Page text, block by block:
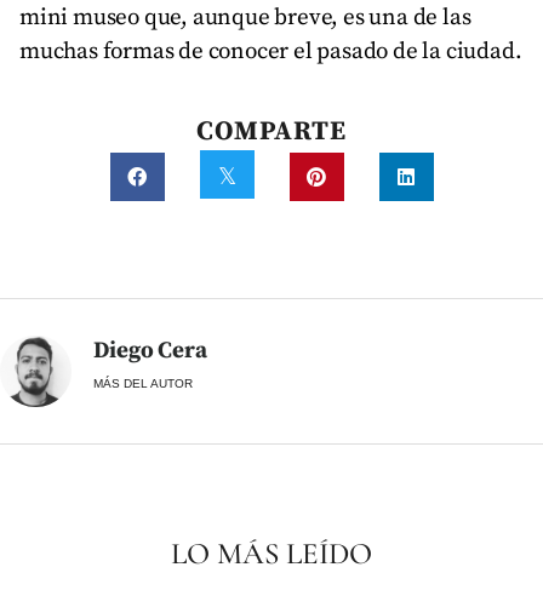
mini museo que, aunque breve, es una de las
muchas formas de conocer el pasado de la ciudad.
COMPARTE
Diego Cera
MÁS DEL AUTOR
LO MÁS LEÍDO